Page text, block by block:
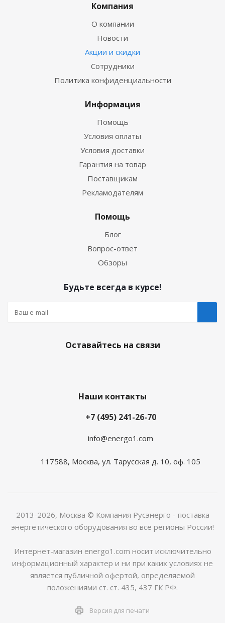
Компания
О компании
Новости
Акции и скидки
Сотрудники
Политика конфиденциальности
Информация
Помощь
Условия оплаты
Условия доставки
Гарантия на товар
Поставщикам
Рекламодателям
Помощь
Блог
Вопрос-ответ
Обзоры
Будьте всегда в курсе!
Оставайтесь на связи
Наши контакты
+7 (495) 241-26-70
info@energo1.com
117588, Москва, ул. Тарусская д. 10, оф. 105
2013-2026, Москва © Компания Русэнерго - поставка
энергетического оборудования во все регионы России!
Интернет-магазин energo1.com носит исключительно
информационный характер и ни при каких условиях не
является публичной офертой, определяемой
положениями ст. ст. 435, 437 ГК РФ.
Версия для печати